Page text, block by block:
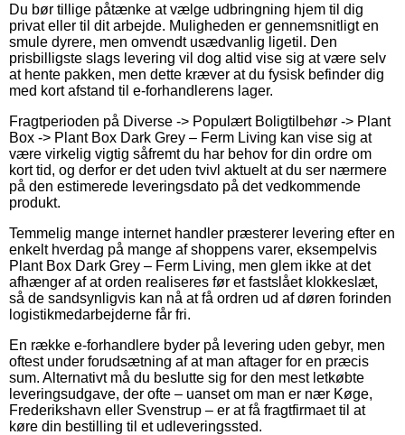
Du bør tillige påtænke at vælge udbringning hjem til dig
privat eller til dit arbejde. Muligheden er gennemsnitligt en
smule dyrere, men omvendt usædvanlig ligetil. Den
prisbilligste slags levering vil dog altid vise sig at være selv
at hente pakken, men dette kræver at du fysisk befinder dig
med kort afstand til e-forhandlerens lager.
Fragtperioden på Diverse -> Populært Boligtilbehør -> Plant
Box -> Plant Box Dark Grey – Ferm Living kan vise sig at
være virkelig vigtig såfremt du har behov for din ordre om
kort tid, og derfor er det uden tvivl aktuelt at du ser nærmere
på den estimerede leveringsdato på det vedkommende
produkt.
Temmelig mange internet handler præsterer levering efter en
enkelt hverdag på mange af shoppens varer, eksempelvis
Plant Box Dark Grey – Ferm Living, men glem ikke at det
afhænger af at orden realiseres før et fastslået klokkeslæt,
så de sandsynligvis kan nå at få ordren ud af døren forinden
logistikmedarbejderne får fri.
En række e-forhandlere byder på levering uden gebyr, men
oftest under forudsætning af at man aftager for en præcis
sum. Alternativt må du beslutte sig for den mest letkøbte
leveringsudgave, der ofte – uanset om man er nær Køge,
Frederikshavn eller Svenstrup – er at få fragtfirmaet til at
køre din bestilling til et udleveringssted.